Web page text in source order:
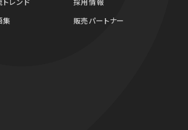
集
販売パートナー